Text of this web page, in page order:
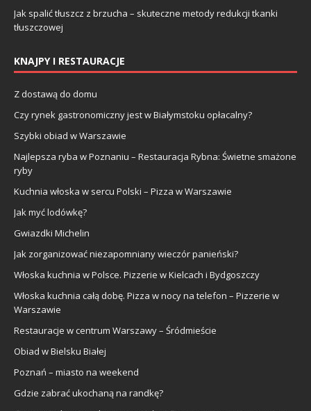
Jak spalić tłuszcz z brzucha – skuteczne metody redukcji tkanki
tłuszczowej
KNAJPY I RESTAURACJE
Z dostawą do domu
Czy rynek gastronomiczny jest w Białymstoku opłacalny?
Szybki obiad w Warszawie
Najlepsza ryba w Poznaniu – Restauracja Rybna: Świetne smażone
ryby
Kuchnia włoska w sercu Polski – Pizza w Warszawie
Jak myć lodówkę?
Gwiazdki Michelin
Jak zorganizować niezapomniany wieczór panieński?
Włoska kuchnia w Polsce. Pizzerie w Kielcach i Bydgoszczy
Włoska kuchnia całą dobę. Pizza w nocy na telefon – Pizzerie w
Warszawie
Restauracje w centrum Warszawy – Śródmieście
Obiad w Bielsku Białej
Poznań – miasto na weekend
Gdzie zabrać ukochaną na randkę?